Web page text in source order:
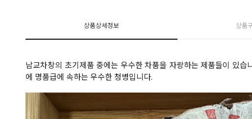
상품상세정보 상품
남교차창의 초기제품 중에는 우수한 차품을 자랑하는 제품들이 있
에 명품급에 속하는 우수한 청병입니다.